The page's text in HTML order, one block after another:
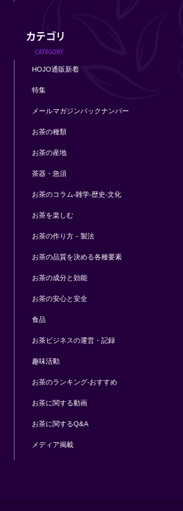
HOJO通販新着
特集
メールマガジンバックナンバー
お茶の種類
お茶の産地
茶器・急須
お茶のコラム-雑学-歴史-文化
お茶を楽しむ
お茶の作り方－製法
お茶の品質を決める各種要素
お茶の成分と効能
お茶の安心と安全
食品
お茶ビジネスの運営・記録
趣味活動
お茶のランキング-おすすめ
お茶に関する動画
お茶に関するQ&A
メディア掲載